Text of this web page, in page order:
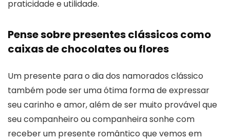
praticidade e utilidade.
Pense sobre presentes clássicos como
caixas de chocolates ou flores
Um presente para o dia dos namorados clássico
também pode ser uma ótima forma de expressar
seu carinho e amor, além de ser muito provável que
seu companheiro ou companheira sonhe com
receber um presente romântico que vemos em